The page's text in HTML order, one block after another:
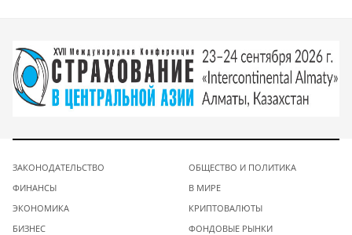
ЗАКОНОДАТЕЛЬСТВО
ФИНАНСЫ
ЭКОНОМИКА
БИЗНЕС
ОБЩЕСТВО И ПОЛИТИКА
В МИРЕ
КРИПТОВАЛЮТЫ
ФОНДОВЫЕ РЫНКИ